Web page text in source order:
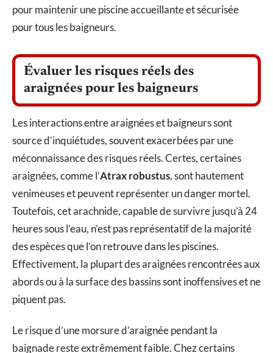
pour maintenir une piscine accueillante et sécurisée
pour tous les baigneurs.
Évaluer les risques réels des
araignées pour les baigneurs
Les interactions entre araignées et baigneurs sont
source d’inquiétudes, souvent exacerbées par une
méconnaissance des risques réels. Certes, certaines
araignées, comme l’Atrax robustus, sont hautement
venimeuses et peuvent représenter un danger mortel.
Toutefois, cet arachnide, capable de survivre jusqu’à 24
heures sous l’eau, n’est pas représentatif de la majorité
des espèces que l’on retrouve dans les piscines.
Effectivement, la plupart des araignées rencontrées aux
abords ou à la surface des bassins sont inoffensives et ne
piquent pas.
Le risque d’une morsure d’araignée pendant la
baignade reste extrêmement faible. Chez certains